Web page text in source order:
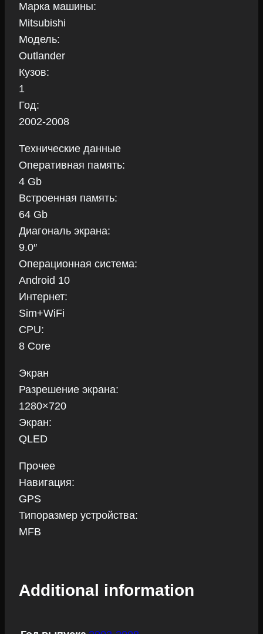
Марка машины:
Mitsubishi
Модель:
Outlander
Кузов:
1
Год:
2002-2008
Технические данные
Оперативная память:
4 Gb
Встроенная память:
64 Gb
Диагональ экрана:
9.0″
Операционная система:
Android 10
Интернет:
Sim+WiFi
CPU:
8 Core
Экран
Разрешение экрана:
1280×720
Экран:
QLED
Прочее
Навигация:
GPS
Типоразмер устройства:
MFB
Additional information